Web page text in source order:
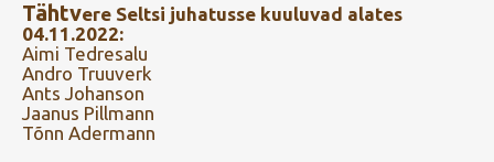
Tähtvere Seltsi juhatusse kuuluvad alates
04.11.2022:
Aimi Tedresalu
Andro Truuverk
Ants Johanson
Jaanus Pillmann
Tõnn Adermann